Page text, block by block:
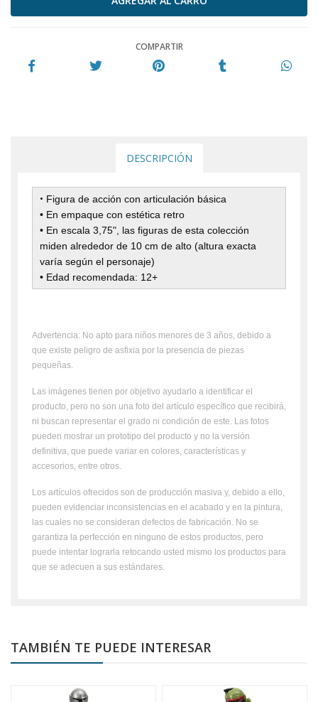
COMPARTIR
DESCRIPCIÓN
• Figura de acción con articulación básica
• En empaque con estética retro
• En escala 3,75", las figuras de esta colección
miden alrededor de 10 cm de alto (altura exacta
varía según el personaje)
• Edad recomendada: 12+
Advertencia: No apto para niños menores de 3 años, debido a
que existe peligro de asfixia por la presencia de piezas
pequeñas.
Las imágenes tienen por objetivo ayudarlo a identificar el
producto, pero no son una foto del artículo específico que recibirá,
ni buscan representar el grado ni condición de este. Las fotos
pueden mostrar un prototipo del producto y no la versión
definitiva, que puede variar en colores, características y
accesorios, entre otros.
Los artículos ofrecidos son de producción masiva y, debido a ello,
pueden evidenciar inconsistencias en el acabado y en la pintura,
las cuales no se consideran defectos de fabricación. No se
garantiza la perfección en ninguno de estos productos, pero
puede intentar lograrla retocando usted mismo los productos para
que se adecuen a sus estándares.
TAMBIÉN TE PUEDE INTERESAR